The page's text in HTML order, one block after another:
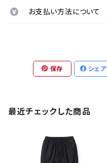
お支払い方法について
保存 シェア
最近チェックした商品